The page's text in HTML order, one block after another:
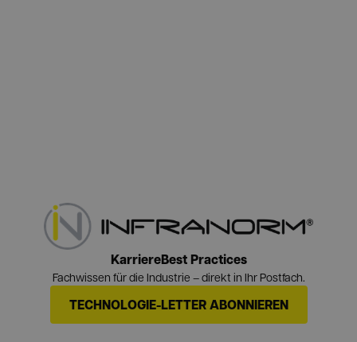
KarriereBest Practices
Fachwissen für die Industrie – direkt in Ihr Postfach.
TECHNOLOGIE-LETTER ABONNIEREN